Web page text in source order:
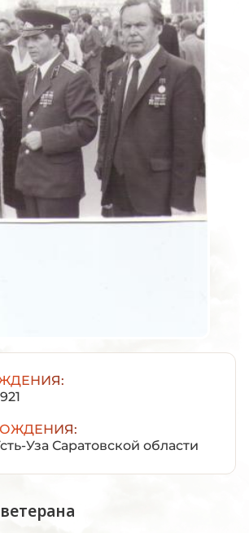
Уза Саратовской области